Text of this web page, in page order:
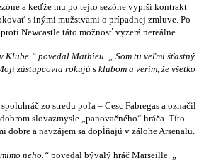
a keďže mu po tejto sezóne vyprší kontrakt
s inými mužstvami o prípadnej zmluve. Po
Newcastle táto možnosť vyzerá nereálne.
Klube.“ povedal Mathieu. „ Som tu veľmi šťastný.
zástupcovia rokujú s klubom a verím, že všetko
zo stredu poľa – Cesc Fabregas a označil
slovazmysle „panovačného“ hráča. Títo
dobre a navzájem sa dopĺňajú v zálohe Arsenalu.
neho.“ povedal bývalý hráč Marseille.